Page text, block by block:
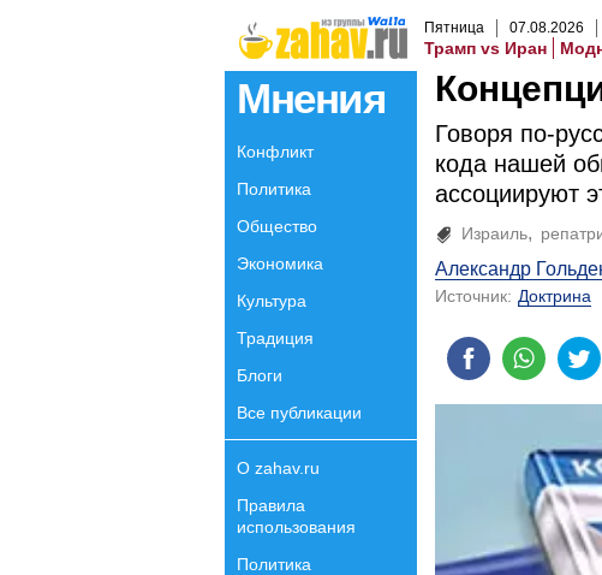
Пятница 07.08.2026
Трамп vs Иран
Мнения
Конфликт
Политика
Общество
Экономика
Культура
Традиция
Блоги
Все публикации
О zahav.ru
Правила
использования
Политика
Говоря по-
кода нашей
ассоциируют
Израиль
Александр
Источник: Доктрина